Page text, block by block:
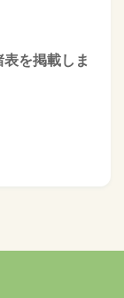
を掲載しま